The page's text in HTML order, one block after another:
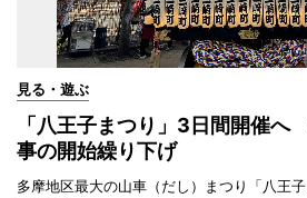
見る・遊ぶ
「八王子まつり」3日間開催
事の開始繰り下げ
多摩地区最大の山車（だし）まつり「八王